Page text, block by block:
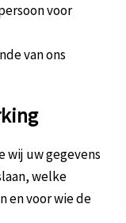
voor
van ons
wij uw gegevens
welke
en voor wie de